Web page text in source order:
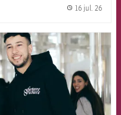
16 jul. 26
Barcelona badge